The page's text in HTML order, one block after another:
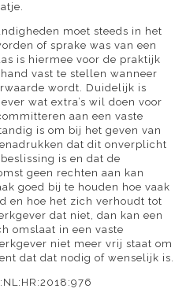
moet steeds in het
of sprake was van een
is hiermee voor de praktijk
vast te stellen wanneer
wordt. Duidelijk is
wat extra’s wil doen voor
aan een vaste
is om bij het geven van
dat dit onverplicht
is en dat de
geen rechten aan kan
goed bij te houden hoe vaak
en hoe het zich verhoudt tot
dat niet, dan kan een
omslaat in een vaste
niet meer vrij staat om
dat dat nodig of wenselijk is.